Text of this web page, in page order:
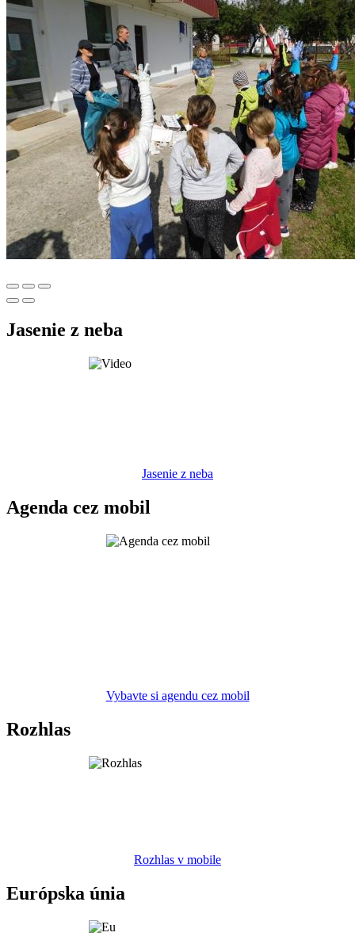
Jasenie z neba
Jasenie z neba
Agenda cez mobil
Vybavte si agendu cez mobil
Rozhlas
Rozhlas v mobile
Európska únia